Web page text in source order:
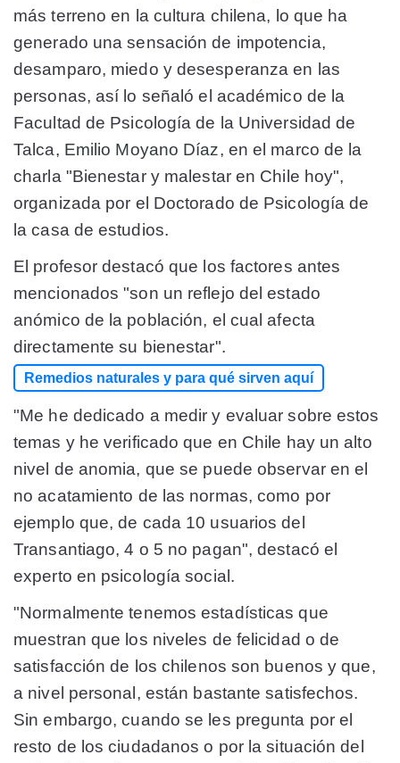
más terreno en la cultura chilena, lo que ha
generado una sensación de impotencia,
desamparo, miedo y desesperanza en las
personas, así lo señaló el académico de la
Facultad de Psicología de la Universidad de
Talca, Emilio Moyano Díaz, en el marco de la
charla "Bienestar y malestar en Chile hoy",
organizada por el Doctorado de Psicología de
la casa de estudios.
El profesor destacó que los factores antes
mencionados "son un reflejo del estado
anómico de la población, el cual afecta
directamente su bienestar".
Remedios naturales y para qué sirven aquí
"Me he dedicado a medir y evaluar sobre estos
temas y he verificado que en Chile hay un alto
nivel de anomia, que se puede observar en el
no acatamiento de las normas, como por
ejemplo que, de cada 10 usuarios del
Transantiago, 4 o 5 no pagan", destacó el
experto en psicología social.
"Normalmente tenemos estadísticas que
muestran que los niveles de felicidad o de
satisfacción de los chilenos son buenos y que,
a nivel personal, están bastante satisfechos.
Sin embargo, cuando se les pregunta por el
resto de los ciudadanos o por la situación del